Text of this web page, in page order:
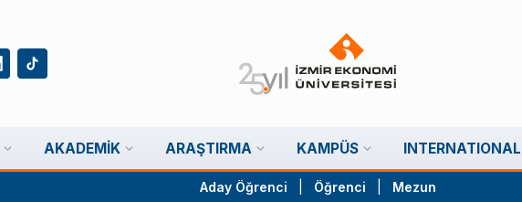
AKADEMIK ARAŞTIRMA KAMPÜS INTERNATIONAL
Aday Öğrenci Öğrenci Mezun